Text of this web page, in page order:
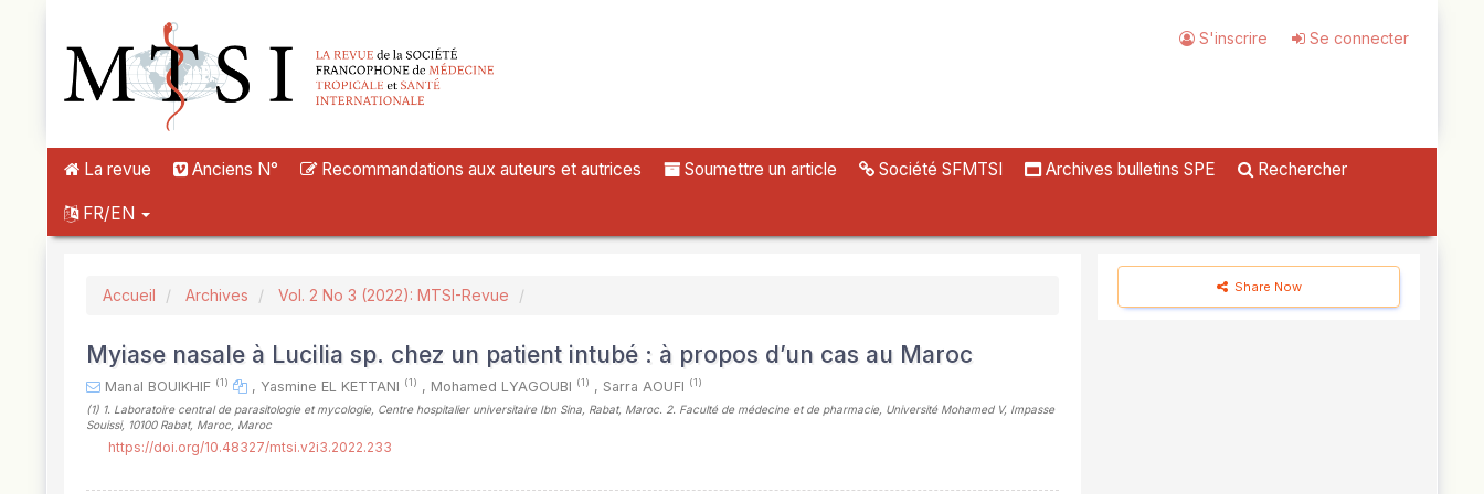
##plugins.themes.novelty.accessible_menu.main_navigation##
##plugins.themes.novelty.accessible_menu.main_content##
##plugins.themes.novelty.accessible_menu.sidebar##
S'inscrire Se connecter
La revue Anciens N° Recommandations aux auteurs et autrices Soumettre un article Société SFMTSI Archives bulletins SPE Rechercher
FR/EN
Accueil Archives Vol. 2 No 3 (2022): MTSI-Revue
Myiase nasale à Lucilia sp. chez un patient intubé : à propos d’un cas au Maroc
Manal BOUIKHIF (1) , Yasmine EL KETTANI (1) , Mohamed LYAGOUBI (1) , Sarra AOUFI (1)
(1) 1. Laboratoire central de parasitologie et mycologie, Centre hospitalier universitaire Ibn Sina, Rabat, Maroc. 2. Faculté de médecine et de pharmacie, Université Mohamed V, Impasse
Souissi, 10100 Rabat, Maroc, Maroc
https://doi.org/10.48327/mtsi.v2i3.2022.233
Share Now